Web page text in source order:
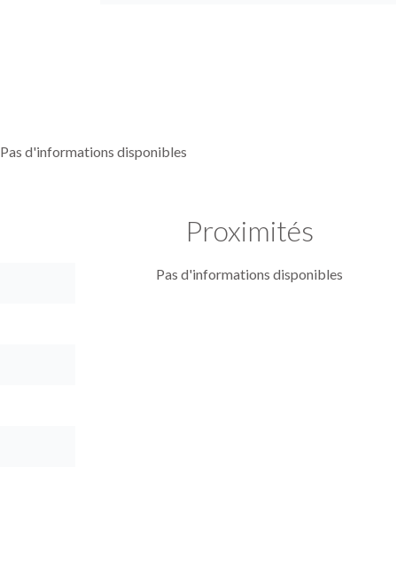
Pas d'informations disponibles
Proximités
Pas d'informations disponibles